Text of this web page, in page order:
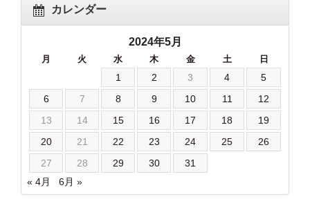
カレンダー
2024年5月
月 火 水 木 金 土 日
1 2 3 4
5
6
7 8 9 10 11
12
13
14 15 16 17 18
19
20
21 22 23 24 25
26
27
28 29 30
31
« 4月
6月 »